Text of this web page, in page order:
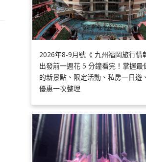
2026年8-9月號《 九州福岡旅行情
出發前一週花 5 分鐘看完！掌握最
的新景點、限定活動、私房一日遊
優惠一次整理